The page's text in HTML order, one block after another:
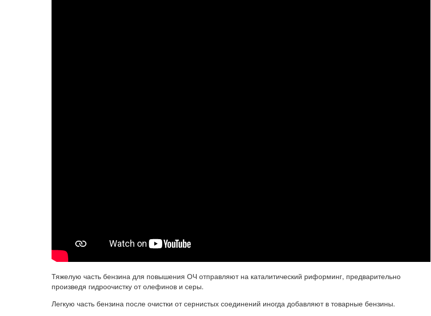
Тяжелую часть бензина для повышения ОЧ отправляют на каталитический риформинг, предварительно
произведя гидроочистку от олефинов и серы.
Легкую часть бензина после очистки от сернистых соединений иногда добавляют в товарные бензины.